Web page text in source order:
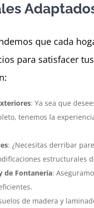
que cada
para satisfacer
: Ya sea que
tenemos la
: ¿Necesitas derribar
estructurales
de Fontanería:
de madera y